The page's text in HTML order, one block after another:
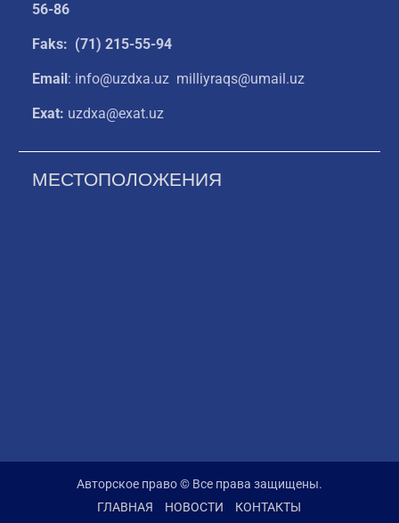
56-86
Faks: (71) 215-55-94
Email: info@uzdxa.uz milliyraqs@umail.uz
Exat: uzdxa@exat.uz
МЕСТОПОЛОЖЕНИЯ
Авторское право © Все права защищены.
ГЛАВНАЯ
НОВОСТИ КОНТАКТЫ